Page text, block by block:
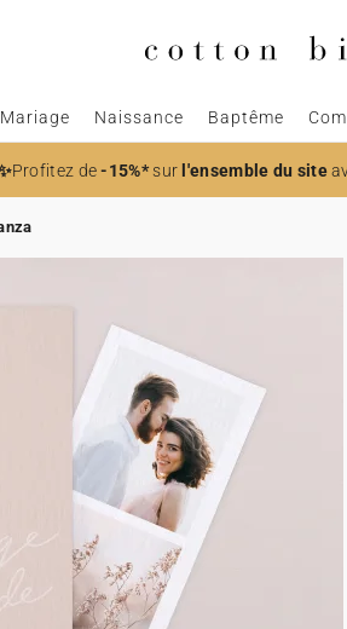
Mariage Naissance Baptême
Profitez de-15%*surl'ensemble du site